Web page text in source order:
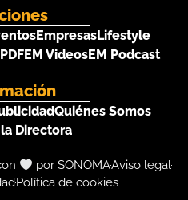
EmpresasLifestyle
EM VideosEM Podcast
Quiénes Somos
Directora
por SONOMAAviso legal
Política de cookies